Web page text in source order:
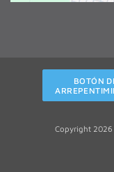
BOTÓN
Copyright